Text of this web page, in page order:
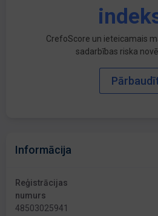
CrefoScore un ieteicamais
sadarbības riska
Informācija
Reģistrācijas
numurs
48503025941